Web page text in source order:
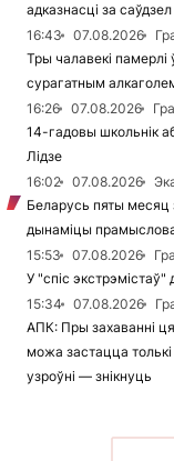
адказнасці за
16:43
07.08.2026
Тры чалавекі
сурагатным
16:26
07.08.2026
14-гадовы школьнік
Лідзе
16:02
07.08.2026
Беларусь пяты
дынаміцы
15:53
07.08.2026
У "спіс
15:34
07.08.2026
АПК: Пры захаванні
можа застацца
узроўні — знікнуць